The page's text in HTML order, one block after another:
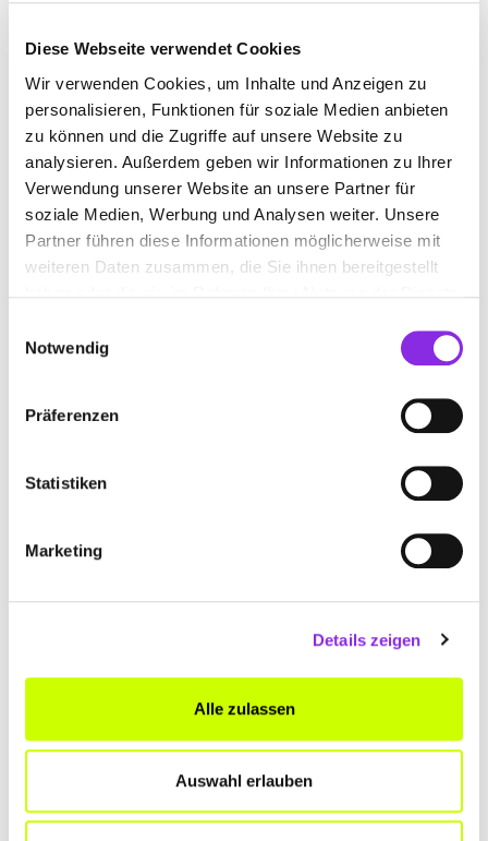
Diese Webseite verwendet Cookies
Wir verwenden Cookies, um Inhalte und Anzeigen zu
personalisieren, Funktionen für soziale Medien anbieten
zu können und die Zugriffe auf unsere Website zu
analysieren. Außerdem geben wir Informationen zu Ihrer
Verwendung unserer Website an unsere Partner für
soziale Medien, Werbung und Analysen weiter. Unsere
Partner führen diese Informationen möglicherweise mit
weiteren Daten zusammen, die Sie ihnen bereitgestellt
Notwendig
Präferenzen
Statistiken
Marketing
Details zeigen
Alle zulassen
Auswahl erlauben
+498382409640
www.architektur-preis.de
Geschlossen - öffnet am Montag um 08:00 Uhr
| 88097 Eriskirch-Mariabrunn DE
+49754197180
www.scheibitz-architektur.de